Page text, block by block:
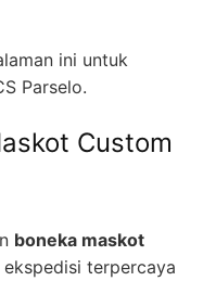
ini untuk
Parselo.
Custom
boneka maskot
ekspedisi terpercaya